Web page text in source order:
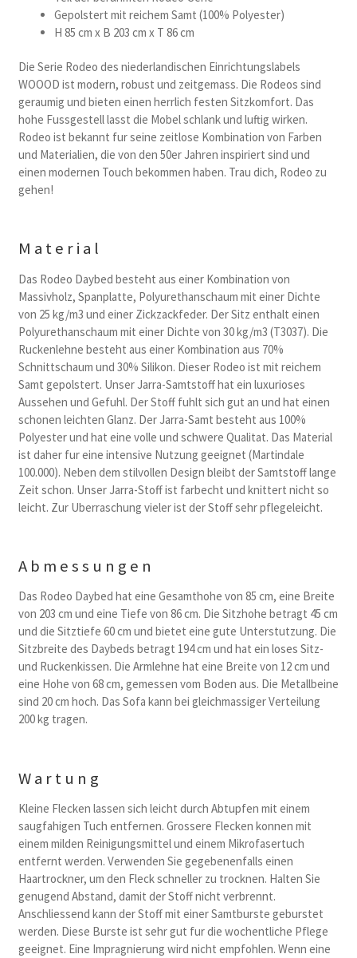
Gepolstert mit reichem Samt (100% Polyester)
H 85 cm x B 203 cm x T 86 cm
Die Serie Rodeo des niederlandischen Einrichtungslabels
WOOOD ist modern, robust und zeitgemass. Die Rodeos sind
geraumig und bieten einen herrlich festen Sitzkomfort. Das
hohe Fussgestell lasst die Mobel schlank und luftig wirken.
Rodeo ist bekannt fur seine zeitlose Kombination von Farben
und Materialien, die von den 50er Jahren inspiriert sind und
einen modernen Touch bekommen haben. Trau dich, Rodeo zu
gehen!
Material
Das Rodeo Daybed besteht aus einer Kombination von
Massivholz, Spanplatte, Polyurethanschaum mit einer Dichte
von 25 kg/m3 und einer Zickzackfeder. Der Sitz enthalt einen
Polyurethanschaum mit einer Dichte von 30 kg/m3 (T3037). Die
Ruckenlehne besteht aus einer Kombination aus 70%
Schnittschaum und 30% Silikon. Dieser Rodeo ist mit reichem
Samt gepolstert. Unser Jarra-Samtstoff hat ein luxurioses
Aussehen und Gefuhl. Der Stoff fuhlt sich gut an und hat einen
schonen leichten Glanz. Der Jarra-Samt besteht aus 100%
Polyester und hat eine volle und schwere Qualitat. Das Material
ist daher fur eine intensive Nutzung geeignet (Martindale
100.000). Neben dem stilvollen Design bleibt der Samtstoff lange
Zeit schon. Unser Jarra-Stoff ist farbecht und knittert nicht so
leicht. Zur Uberraschung vieler ist der Stoff sehr pflegeleicht.
Abmessungen
Das Rodeo Daybed hat eine Gesamthohe von 85 cm, eine Breite
von 203 cm und eine Tiefe von 86 cm. Die Sitzhohe betragt 45 cm
und die Sitztiefe 60 cm und bietet eine gute Unterstutzung. Die
Sitzbreite des Daybeds betragt 194 cm und hat ein loses Sitz-
und Ruckenkissen. Die Armlehne hat eine Breite von 12 cm und
eine Hohe von 68 cm, gemessen vom Boden aus. Die Metallbeine
sind 20 cm hoch. Das Sofa kann bei gleichmassiger Verteilung
200 kg tragen.
Wartung
Kleine Flecken lassen sich leicht durch Abtupfen mit einem
saugfahigen Tuch entfernen. Grossere Flecken konnen mit
einem milden Reinigungsmittel und einem Mikrofasertuch
entfernt werden. Verwenden Sie gegebenenfalls einen
Haartrockner, um den Fleck schneller zu trocknen. Halten Sie
genugend Abstand, damit der Stoff nicht verbrennt.
Anschliessend kann der Stoff mit einer Samtburste geburstet
werden. Diese Burste ist sehr gut fur die wochentliche Pflege
geeignet. Eine Impragnierung wird nicht empfohlen. Wenn eine